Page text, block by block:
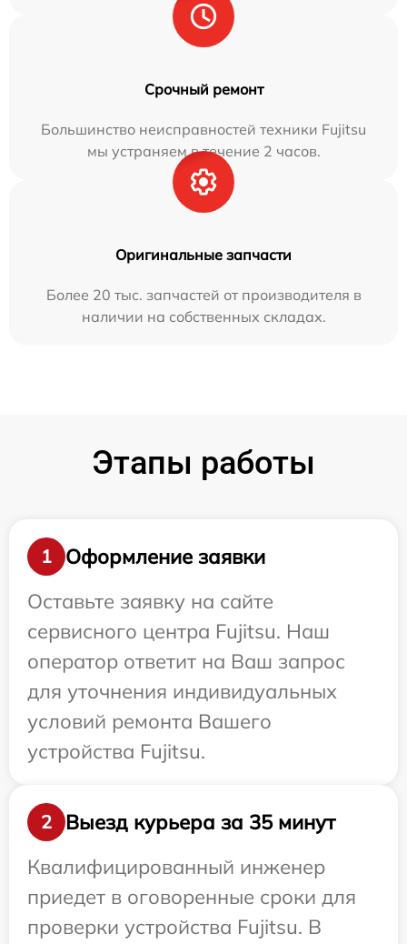
Срочный ремонт
Большинство неисправностей техники Fujitsu
мы устраняем в течение 2 часов.
Оригинальные запчасти
Более 20 тыс. запчастей от производителя в
наличии на собственных складах.
Этапы работы
1
Оформление заявки
Оставьте заявку на сайте
сервисного центра Fujitsu. Наш
оператор ответит на Ваш запрос
для уточнения индивидуальных
условий ремонта Вашего
устройства Fujitsu.
2
Выезд курьера за 35 минут
Квалифицированный инженер
приедет в оговоренные сроки для
проверки устройства Fujitsu. В